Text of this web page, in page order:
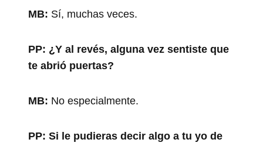
MB: Sí, muchas veces.
PP: ¿Y al revés, alguna vez sentiste que
te abrió puertas?
MB: No especialmente.
PP: Si le pudieras decir algo a tu yo de